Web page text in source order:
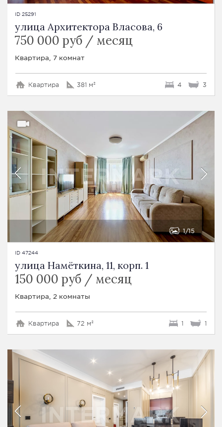
ID 25291
улица Архитектора Власова, 6
750 000 руб / месяц
Квартира, 7 комнат
Квартира 381 м² 4 3
1 15
ID 47244
улица Намёткина, 11, корп. 1
150 000 руб / месяц
Квартира, 2 комнаты
Квартира 72 м² 1 1